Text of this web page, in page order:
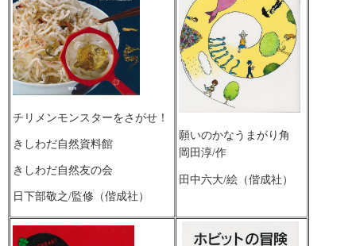
チリメンモンスターをさがせ！
きしわだ自然資料館
きしわだ自然友の会
日下部敬之/監修（偕成社）
願いのかなうまがり角
岡田淳/作
田中六大/絵（偕成社）